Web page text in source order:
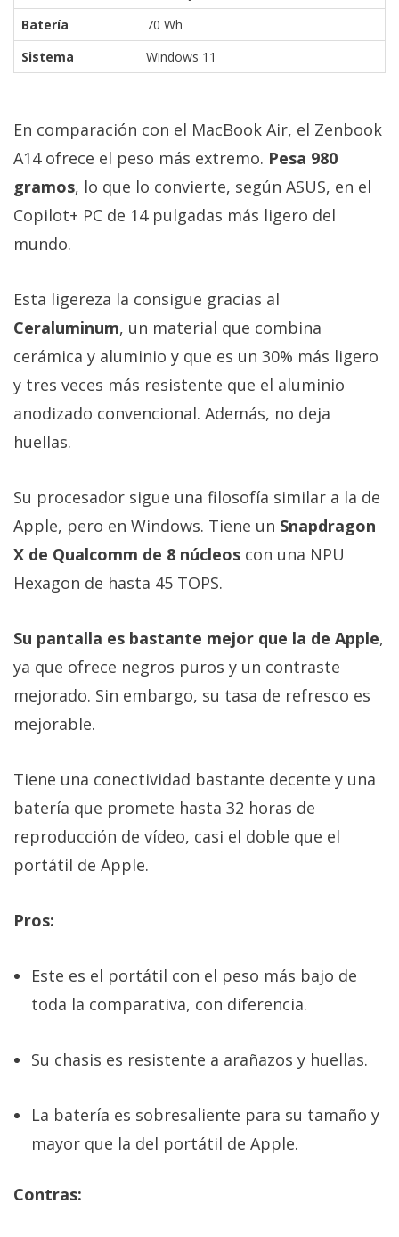
Batería
70 Wh
Sistema
Windows 11
En comparación con el MacBook Air, el Zenbook
A14 ofrece el peso más extremo. Pesa 980
gramos, lo que lo convierte, según ASUS, en el
Copilot+ PC de 14 pulgadas más ligero del
mundo.
Esta ligereza la consigue gracias al
Ceraluminum, un material que combina
cerámica y aluminio y que es un 30% más ligero
y tres veces más resistente que el aluminio
anodizado convencional. Además, no deja
huellas.
Su procesador sigue una filosofía similar a la de
Apple, pero en Windows. Tiene un Snapdragon
X de Qualcomm de 8 núcleos con una NPU
Hexagon de hasta 45 TOPS.
Su pantalla es bastante mejor que la de Apple,
ya que ofrece negros puros y un contraste
mejorado. Sin embargo, su tasa de refresco es
mejorable.
Tiene una conectividad bastante decente y una
batería que promete hasta 32 horas de
reproducción de vídeo, casi el doble que el
portátil de Apple.
Pros:
Este es el portátil con el peso más bajo de
toda la comparativa, con diferencia.
Su chasis es resistente a arañazos y huellas.
La batería es sobresaliente para su tamaño y
mayor que la del portátil de Apple.
Contras: